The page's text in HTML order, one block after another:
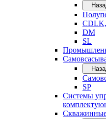
DM
SL
SP
Системы